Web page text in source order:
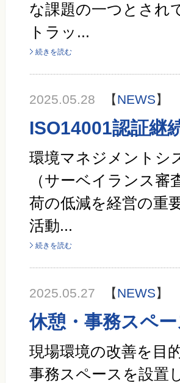
な課題の一つとされ
トラッ...
続きを読む
2025.05.28 【NEWS】
ISO14001認証継
環境マネジメントシ
（サーベイランス
荷の低減を経営の重
活動...
続きを読む
2025.05.27 【NEWS】
休憩・事務スペ
現場環境の改善を目
事務スペースを設置